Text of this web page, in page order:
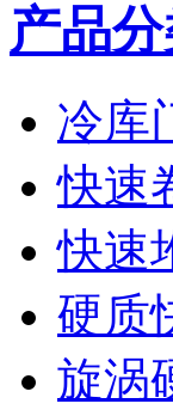
产品
冷库
快速
快速
硬质
旋涡